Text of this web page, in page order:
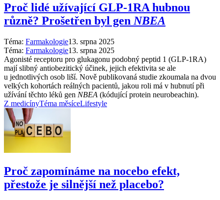
Proč lidé užívající GLP-1RA hubnou
různě? Prošetřen byl gen NBEA
Téma: Farmakologie13. srpna 2025
Téma: Farmakologie13. srpna 2025
Agonisté receptoru pro glukagonu podobný peptid 1 (GLP-1RA)
mají slibný antiobezitický účinek, jejich efektivita se ale
u jednotlivých osob liší. Nově publikovaná studie zkoumala na dvou
velkých kohortách reálných pacientů, jakou roli má v hubnutí při
užívání těchto léků gen NBEA (kódující protein neurobeachin).
Z medicínyTéma měsíceLifestyle
Proč zapomínáme na nocebo efekt,
přestože je silnější než placebo?